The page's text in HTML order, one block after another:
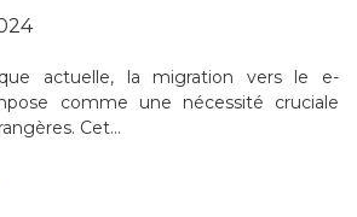
actuelle, la migration vers le e-
comme une nécessité cruciale
Cet…